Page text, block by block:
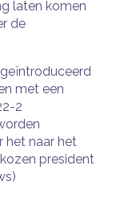
laten komen
de
met een
2
het naar het
president